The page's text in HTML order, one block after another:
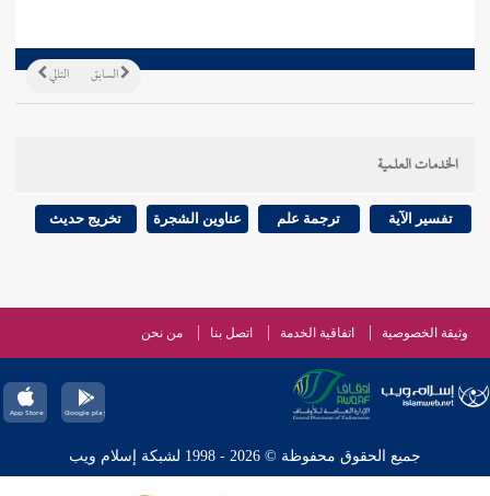
التالي السابق
الخدمات العلمية
تفسير الآية ترجمة علم عناوين الشجرة تخريج حديث
وثيقة الخصوصية اتفاقية الخدمة اتصل بنا من نحن
جميع الحقوق محفوظة © 2026 - 1998 لشبكة إسلام ويب